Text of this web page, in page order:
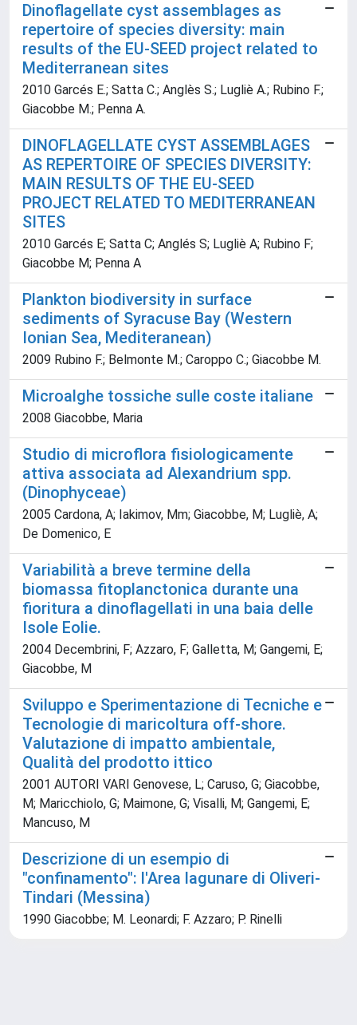
Dinoflagellate cyst assemblages as
repertoire of species diversity: main
results of the EU-SEED project related to
Mediterranean sites
2010 Garcés E.; Satta C.; Anglès S.; Lugliè A.; Rubino F.;
Giacobbe M.; Penna A.
DINOFLAGELLATE CYST ASSEMBLAGES
AS REPERTOIRE OF SPECIES DIVERSITY:
MAIN RESULTS OF THE EU-SEED
PROJECT RELATED TO MEDITERRANEAN
SITES
2010 Garcés E; Satta C; Anglés S; Lugliè A; Rubino F;
Giacobbe M; Penna A
Plankton biodiversity in surface
sediments of Syracuse Bay (Western
Ionian Sea, Mediteranean)
2009 Rubino F.; Belmonte M.; Caroppo C.; Giacobbe M.
Microalghe tossiche sulle coste italiane
2008 Giacobbe, Maria
Studio di microflora fisiologicamente
attiva associata ad Alexandrium spp.
(Dinophyceae)
2005 Cardona, A; Iakimov, Mm; Giacobbe, M; Lugliè, A;
De Domenico, E
Variabilità a breve termine della
biomassa fitoplanctonica durante una
fioritura a dinoflagellati in una baia delle
Isole Eolie.
2004 Decembrini, F; Azzaro, F; Galletta, M; Gangemi, E;
Giacobbe, M
Sviluppo e Sperimentazione di Tecniche e
Tecnologie di maricoltura off-shore.
Valutazione di impatto ambientale,
Qualità del prodotto ittico
2001 AUTORI VARI Genovese, L; Caruso, G; Giacobbe,
M; Maricchiolo, G; Maimone, G; Visalli, M; Gangemi, E;
Mancuso, M
Descrizione di un esempio di
"confinamento": l'Area lagunare di Oliveri-
Tindari (Messina)
1990 Giacobbe; M. Leonardi; F. Azzaro; P. Rinelli